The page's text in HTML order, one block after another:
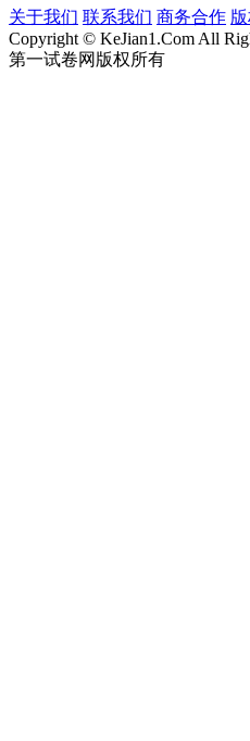
关于我们 联系我们 商务合作
Copyright © KeJian1.Com All
第一试卷网版权所有